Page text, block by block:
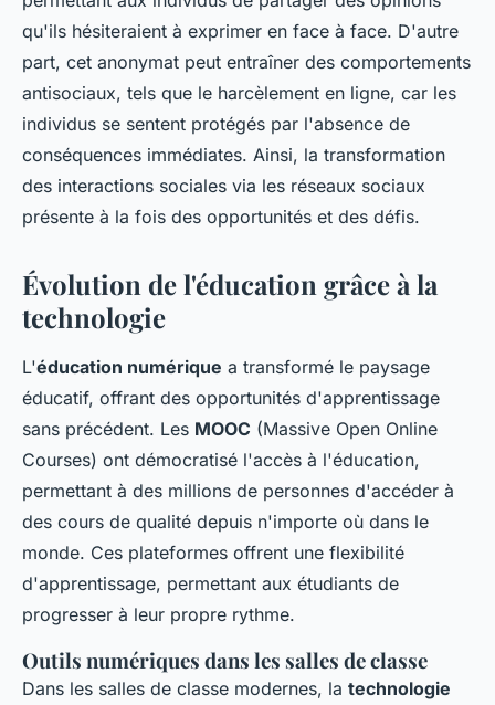
qu'ils hésiteraient à exprimer en face à face. D'autre
part, cet anonymat peut entraîner des comportements
antisociaux, tels que le harcèlement en ligne, car les
individus se sentent protégés par l'absence de
conséquences immédiates. Ainsi, la transformation
des interactions sociales via les réseaux sociaux
présente à la fois des opportunités et des défis.
Évolution de l'éducation grâce à la
technologie
L'éducation numérique a transformé le paysage
éducatif, offrant des opportunités d'apprentissage
sans précédent. Les MOOC (Massive Open Online
Courses) ont démocratisé l'accès à l'éducation,
permettant à des millions de personnes d'accéder à
des cours de qualité depuis n'importe où dans le
monde. Ces plateformes offrent une flexibilité
d'apprentissage, permettant aux étudiants de
progresser à leur propre rythme.
Outils numériques dans les salles de classe
Dans les salles de classe modernes, la technologie